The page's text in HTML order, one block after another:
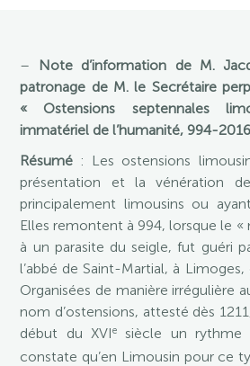
– Note d’information de M.
patronage de M. le Secrétaire
« Ostensions septennales
immatériel de l’humanité, 994-
Résumé : Les ostensions
présentation et la vénération
principalement limousins ou
Elles remontent à 994, lorsque le «
à un parasite du seigle, fut guéri
l’abbé de Saint-Martial, à Limoges,
Organisées de manière irrégulière
nom d’ostensions, attesté dès
début du XVIe siècle un rythme
constate qu’en Limousin pour ce